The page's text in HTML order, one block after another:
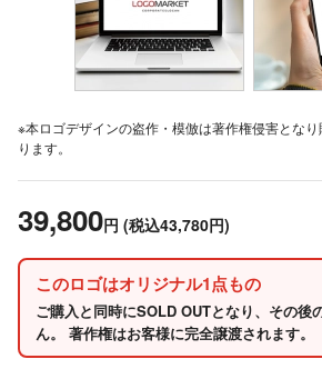
※本ロゴデザインの盗作・模倣は著作権侵害とな
ります。
39,800円 (税込43,780円)
このロゴはオリジナル1点もの
ご購入と同時にSOLD OUTとなり、その後
ん。 著作権はお客様に完全譲渡されます。